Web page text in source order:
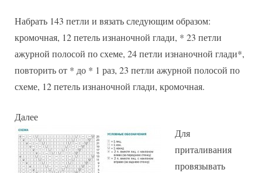
Набрать 143 петли и вязать следующим образом:
кромочная, 12 петель изнаночной глади, * 23 петли
ажурной полосой по схеме, 24 петли изнаночной глади*,
повторить от * до * 1 раз, 23 петли ажурной полосой по
схеме, 12 петель изнаночной глади, кромочная.
Далее
Для
приталивания
провязывать